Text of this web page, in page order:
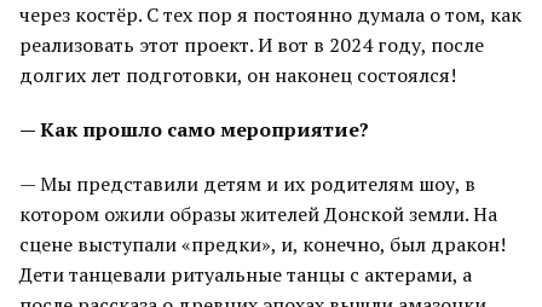
через костёр. С тех пор я постоянно думала о том, как
реализовать этот проект. И вот в 2024 году, после
долгих лет подготовки, он наконец состоялся!
— Как прошло само мероприятие?
— Мы представили детям и их родителям шоу, в
котором ожили образы жителей Донской земли. На
сцене выступали «предки», и, конечно, был дракон!
Дети танцевали ритуальные танцы с актерами, а